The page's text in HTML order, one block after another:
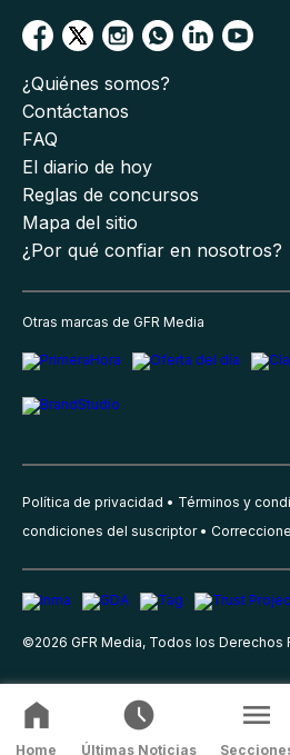
¿Quiénes somos?
Contáctanos
FAQ
El diario de hoy
Reglas de concursos
Mapa del sitio
¿Por qué confiar en nosotros?
Otras marcas de GFR Media
Política de privacidad Términos y
condiciones del suscriptor
©2026 GFR Media, Todos los Derechos
Home Últimas Noticias